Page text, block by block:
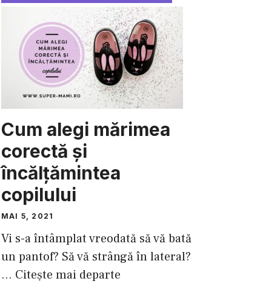
Cum alegi mărimea
corectă și
încălțămintea
copilului
MAI 5, 2021
Vi s-a întâmplat vreodată să vă bată
un pantof? Să vă strângă în lateral?
... Citește mai departe